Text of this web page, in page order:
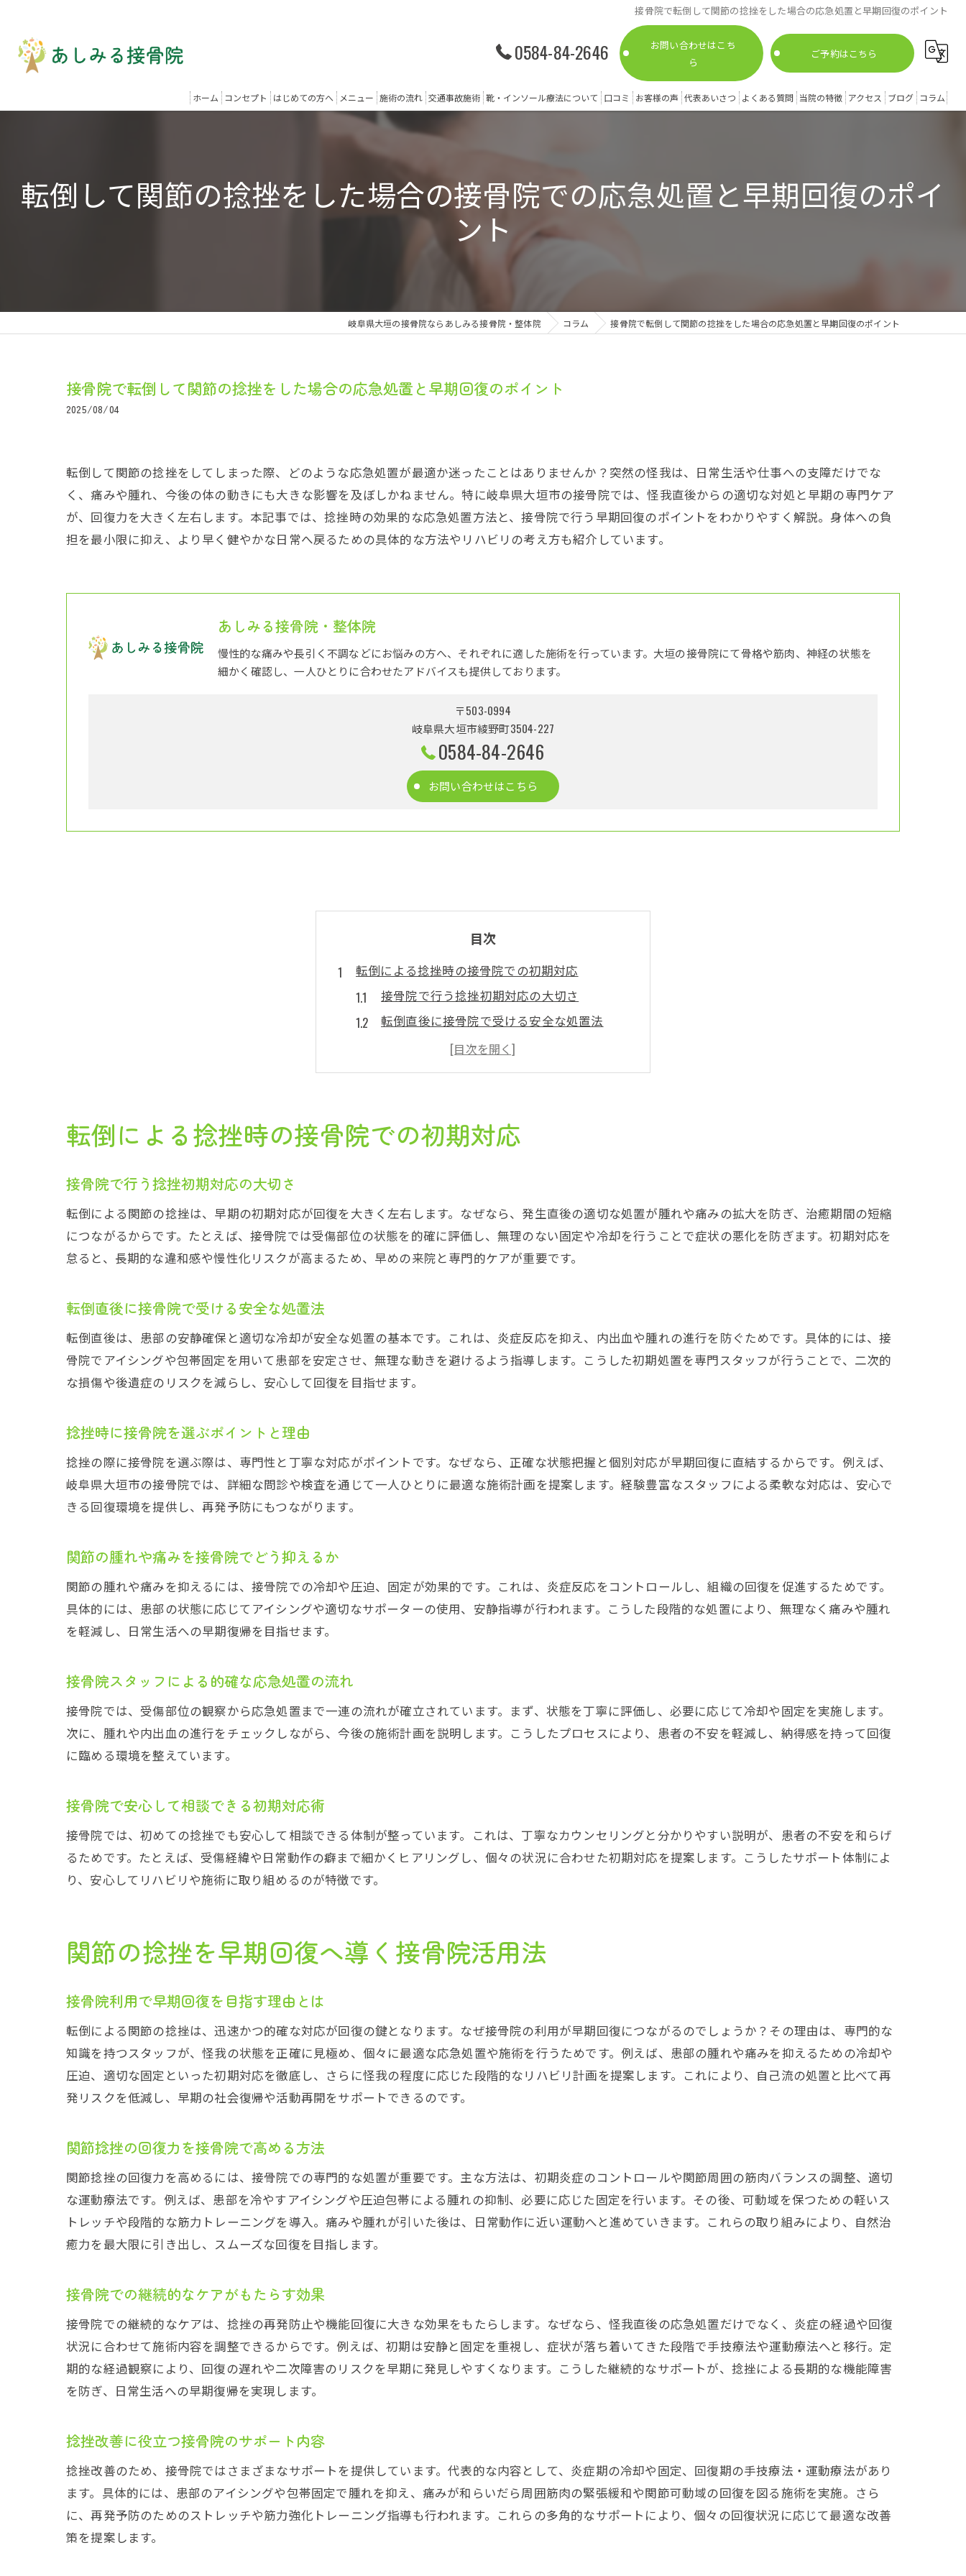
接骨院で転倒して関節の捻挫をした場合の応急処置と早期回復のポイント
0584-84-2646
お問い合わせはこち
ら
ご予約はこちら
ホーム コンセプト はじめての方へ メニュー 施術の流れ 交通事故施術 靴・インソール療法について 口コミ お客様の声 代表あいさつ よくある質問 当院の特徴
姿勢矯正
アクセス ブログ コラム
転倒して関節の捻挫をした場合の接骨院での応急処置と早期回復のポイ
ント
岐阜県大垣の接骨院ならあしみる接骨院・整体院 コラム 接骨院で転倒して関節の捻挫をした場合の応急処置と早期回復のポイント
接骨院で転倒して関節の捻挫をした場合の応急処置と早期回復のポイント
2025/08/04
転倒して関節の捻挫をしてしまった際、どのような応急処置が最適か迷ったことはありませんか？突然の怪我は、日常生活や仕事への支障だけでな
く、痛みや腫れ、今後の体の動きにも大きな影響を及ぼしかねません。特に岐阜県大垣市の接骨院では、怪我直後からの適切な対処と早期の専門ケア
が、回復力を大きく左右します。本記事では、捻挫時の効果的な応急処置方法と、接骨院で行う早期回復のポイントをわかりやすく解説。身体への負
担を最小限に抑え、より早く健やかな日常へ戻るための具体的な方法やリハビリの考え方も紹介しています。
あしみる接骨院・整体院
慢性的な痛みや長引く不調などにお悩みの方へ、それぞれに適した施術を行っています。大垣の接骨院にて骨格や筋肉、神経の状態を
細かく確認し、一人ひとりに合わせたアドバイスも提供しております。
〒503-0994
岐阜県大垣市綾野町3504-227
0584-84-2646
お問い合わせはこちら
目次
転倒による捻挫時の接骨院での初期対応
接骨院で行う捻挫初期対応の大切さ
転倒直後に接骨院で受ける安全な処置法
捻挫時に接骨院を選ぶポイントと理由
関節の腫れや痛みを接骨院でどう抑えるか
接骨院で安心して相談できる初期対応術
関節の捻挫を早期回復へ導く接骨院活用法
接骨院での継続的なケアがもたらす効果
捻挫改善に役立つ接骨院のサポート内容
捻挫時に接骨院で推奨される応急処置
接骨院が提案する怪我直後の対応方法
接骨院を活用した怪我の初期対処法
痛みに配慮した接骨院の専門的ケアの特徴
日常生活で実践できる接骨院流サポート
普段の生活に取り入れたい接骨院の工夫
接骨院で受けられる専門的な施術の特徴
オーダーメイド施術を受けられる接骨院
早期回復のために知っておきたい捻挫の対策
接骨院が解説する早期回復のための習慣
捻挫対策に役立つ接骨院の専門知識
接骨院流セルフケアで回復力を高める方法
接骨院を頼るべきタイミングと理由
この場所で安心して受ける関節捻挫ケア
接骨院で受けられる安心の捻挫ケア体験
接骨院で安心して回復を目指す理由
接骨院ならではの信頼と安心感について
転倒による捻挫時の接骨院での初期対応
接骨院で行う捻挫初期対応の大切さ
転倒による関節の捻挫は、早期の初期対応が回復を大きく左右します。なぜなら、発生直後の適切な処置が腫れや痛みの拡大を防ぎ、治癒期間の短縮
につながるからです。たとえば、接骨院では受傷部位の状態を的確に評価し、無理のない固定や冷却を行うことで症状の悪化を防ぎます。初期対応を
怠ると、長期的な違和感や慢性化リスクが高まるため、早めの来院と専門的ケアが重要です。
転倒直後に接骨院で受ける安全な処置法
転倒直後は、患部の安静確保と適切な冷却が安全な処置の基本です。これは、炎症反応を抑え、内出血や腫れの進行を防ぐためです。具体的には、接
骨院でアイシングや包帯固定を用いて患部を安定させ、無理な動きを避けるよう指導します。こうした初期処置を専門スタッフが行うことで、二次的
な損傷や後遺症のリスクを減らし、安心して回復を目指せます。
捻挫時に接骨院を選ぶポイントと理由
捻挫の際に接骨院を選ぶ際は、専門性と丁寧な対応がポイントです。なぜなら、正確な状態把握と個別対応が早期回復に直結するからです。例えば、
岐阜県大垣市の接骨院では、詳細な問診や検査を通じて一人ひとりに最適な施術計画を提案します。経験豊富なスタッフによる柔軟な対応は、安心で
きる回復環境を提供し、再発予防にもつながります。
関節の腫れや痛みを接骨院でどう抑えるか
関節の腫れや痛みを抑えるには、接骨院での冷却や圧迫、固定が効果的です。これは、炎症反応をコントロールし、組織の回復を促進するためです。
具体的には、患部の状態に応じてアイシングや適切なサポーターの使用、安静指導が行われます。こうした段階的な処置により、無理なく痛みや腫れ
を軽減し、日常生活への早期復帰を目指せます。
接骨院スタッフによる的確な応急処置の流れ
接骨院では、受傷部位の観察から応急処置まで一連の流れが確立されています。まず、状態を丁寧に評価し、必要に応じて冷却や固定を実施します。
次に、腫れや内出血の進行をチェックしながら、今後の施術計画を説明します。こうしたプロセスにより、患者の不安を軽減し、納得感を持って回復
に臨める環境を整えています。
接骨院で安心して相談できる初期対応術
接骨院では、初めての捻挫でも安心して相談できる体制が整っています。これは、丁寧なカウンセリングと分かりやすい説明が、患者の不安を和らげ
るためです。たとえば、受傷経緯や日常動作の癖まで細かくヒアリングし、個々の状況に合わせた初期対応を提案します。こうしたサポート体制によ
り、安心してリハビリや施術に取り組めるのが特徴です。
関節の捻挫を早期回復へ導く接骨院活用法
接骨院利用で早期回復を目指す理由とは
転倒による関節の捻挫は、迅速かつ的確な対応が回復の鍵となります。なぜ接骨院の利用が早期回復につながるのでしょうか？その理由は、専門的な
知識を持つスタッフが、怪我の状態を正確に見極め、個々に最適な応急処置や施術を行うためです。例えば、患部の腫れや痛みを抑えるための冷却や
圧迫、適切な固定といった初期対応を徹底し、さらに怪我の程度に応じた段階的なリハビリ計画を提案します。これにより、自己流の処置と比べて再
発リスクを低減し、早期の社会復帰や活動再開をサポートできるのです。
関節捻挫の回復力を接骨院で高める方法
関節捻挫の回復力を高めるには、接骨院での専門的な処置が重要です。主な方法は、初期炎症のコントロールや関節周囲の筋肉バランスの調整、適切
な運動療法です。例えば、患部を冷やすアイシングや圧迫包帯による腫れの抑制、必要に応じた固定を行います。その後、可動域を保つための軽いス
トレッチや段階的な筋力トレーニングを導入。痛みや腫れが引いた後は、日常動作に近い運動へと進めていきます。これらの取り組みにより、自然治
癒力を最大限に引き出し、スムーズな回復を目指します。
接骨院での継続的なケアがもたらす効果
接骨院での継続的なケアは、捻挫の再発防止や機能回復に大きな効果をもたらします。なぜなら、怪我直後の応急処置だけでなく、炎症の経過や回復
状況に合わせて施術内容を調整できるからです。例えば、初期は安静と固定を重視し、症状が落ち着いてきた段階で手技療法や運動療法へと移行。定
期的な経過観察により、回復の遅れや二次障害のリスクを早期に発見しやすくなります。こうした継続的なサポートが、捻挫による長期的な機能障害
を防ぎ、日常生活への早期復帰を実現します。
捻挫改善に役立つ接骨院のサポート内容
捻挫改善のため、接骨院ではさまざまなサポートを提供しています。代表的な内容として、炎症期の冷却や固定、回復期の手技療法・運動療法があり
ます。具体的には、患部のアイシングや包帯固定で腫れを抑え、痛みが和らいだら周囲筋肉の緊張緩和や関節可動域の回復を図る施術を実施。さら
に、再発予防のためのストレッチや筋力強化トレーニング指導も行われます。これらの多角的なサポートにより、個々の回復状況に応じて最適な改善
策を提案します。